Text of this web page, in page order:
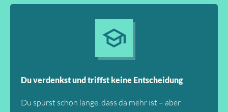
Du verdenkst und triffst keine Entscheidung
Du spürst schon lange, dass da mehr ist – aber